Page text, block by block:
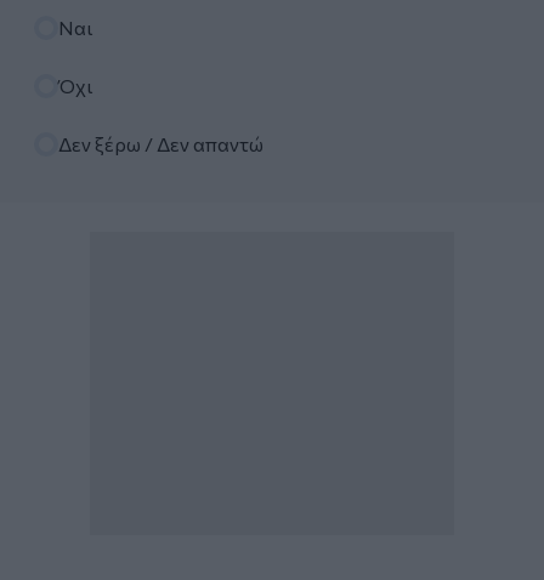
Ναι
Όχι
Δεν ξέρω / Δεν απαντώ